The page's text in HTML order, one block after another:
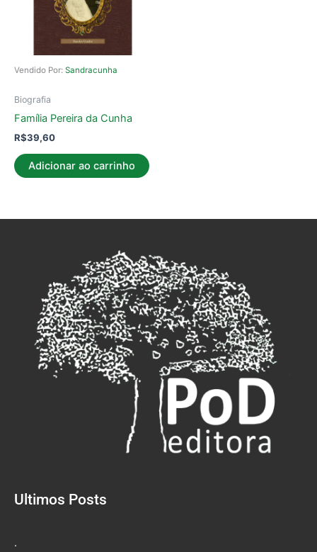
Vendido Por: Sandracunha
Biografia
Família Pereira da Cunha
R$39,60
Adicionar ao carrinho
Ultimos Posts
.